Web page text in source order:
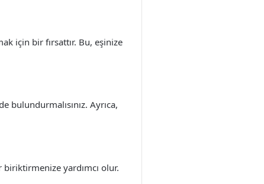
için bir fırsattır. Bu, eşinize
bulundurmalısınız. Ayrıca,
yardımcı olur.